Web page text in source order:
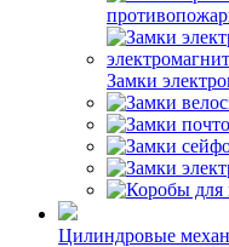
Замки
Цилиндровые